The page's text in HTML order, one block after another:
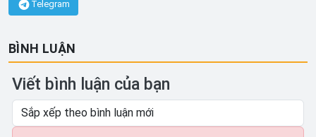
Telegram
BÌNH LUẬN
Viết bình luận của bạn